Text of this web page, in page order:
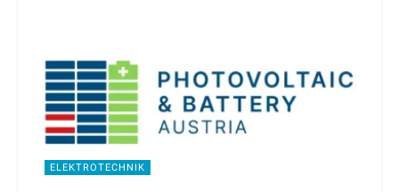
ELEKTROTECHNIK